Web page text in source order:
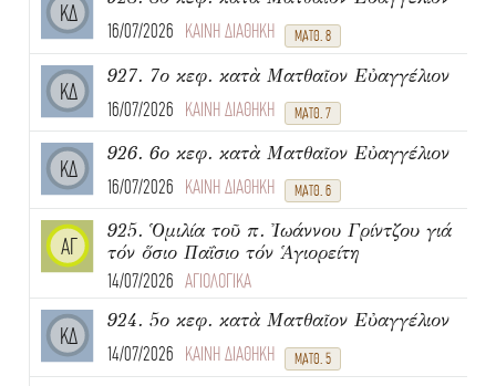
ΚΔ
16/07/2026 ΚΑΙΝΗ ΔΙΑΘΗΚΗ ΜΑΤΘ. 8
ΚΔ
927. 7ο κεφ. κατὰ Ματθαῖον Εὐαγγέλιον
16/07/2026 ΚΑΙΝΗ ΔΙΑΘΗΚΗ ΜΑΤΘ. 7
ΚΔ
926. 6ο κεφ. κατὰ Ματθαῖον Εὐαγγέλιον
16/07/2026 ΚΑΙΝΗ ΔΙΑΘΗΚΗ ΜΑΤΘ. 6
ΑΓ
925. Ὁμιλία τοῦ π. Ἰωάννου Γρίντζου γιά
τόν ὅσιο Παΐσιο τόν Ἁγιορείτη
14/07/2026 ΑΓΙΟΛΟΓΙΚΑ
ΚΔ
924. 5ο κεφ. κατὰ Ματθαῖον Εὐαγγέλιον
14/07/2026 ΚΑΙΝΗ ΔΙΑΘΗΚΗ ΜΑΤΘ. 5